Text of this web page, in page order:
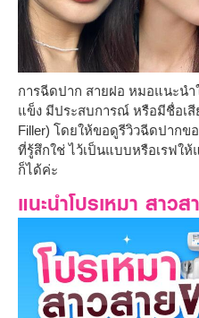
การฉีดปาก สายฝอ หมอแนะน
แข็ง มีประสบการณ์ หรือมีชื่อเสี
Filler) โดยให้ขอดูรีวิวฉีดปากข
ที่รู้สึกใช่ ไว้เป็นแบบหรือเรฟใ
ก็ได้ค่ะ
แนะนำโปรเหมา สาว